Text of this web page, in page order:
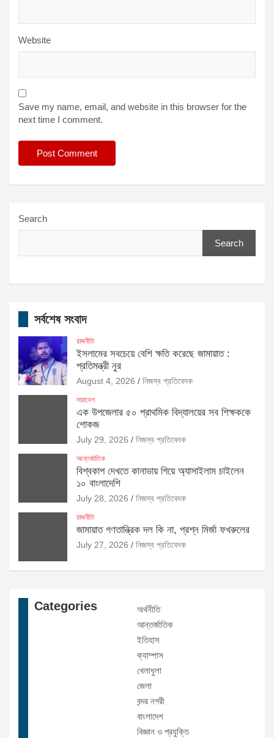
Website
Save my name, email, and website in this browser for the
next time I comment.
Search
Search
সর্বশেষ সংবাদ
রাজনীতি
ইসলামের সবচেয়ে বেশি ক্ষতি করেছে জামায়াত :
প্রতিমন্ত্রী নুর
August 4, 2026 নিজস্ব প্রতিবেদক
সারাদেশ
এক উপজেলার ৫০ প্রাথমিক বিদ্যালয়ের সব শিক্ষককে
শোকজ
July 29, 2026 নিজস্ব প্রতিবেদক
আন্তর্জাতিক
বিশ্বকাপ দেখতে কানাডায় গিয়ে অ্যাসাইলাম চাইলেন
১০ বাংলাদেশি
July 28, 2026 নিজস্ব প্রতিবেদক
রাজনীতি
জামায়াত গণতান্ত্রিক দল কি না, প্রশ্ন মির্জা ফখরুলের
July 27, 2026 নিজস্ব প্রতিবেদক
Categories
অর্থনীতি
আন্তর্জাতিক
ইতিহাস
ক্যাম্পাস
খেলাধুলা
জেলা
বন্দর নগরী
বাংলাদেশ
বিজ্ঞান ও প্রযুক্তি